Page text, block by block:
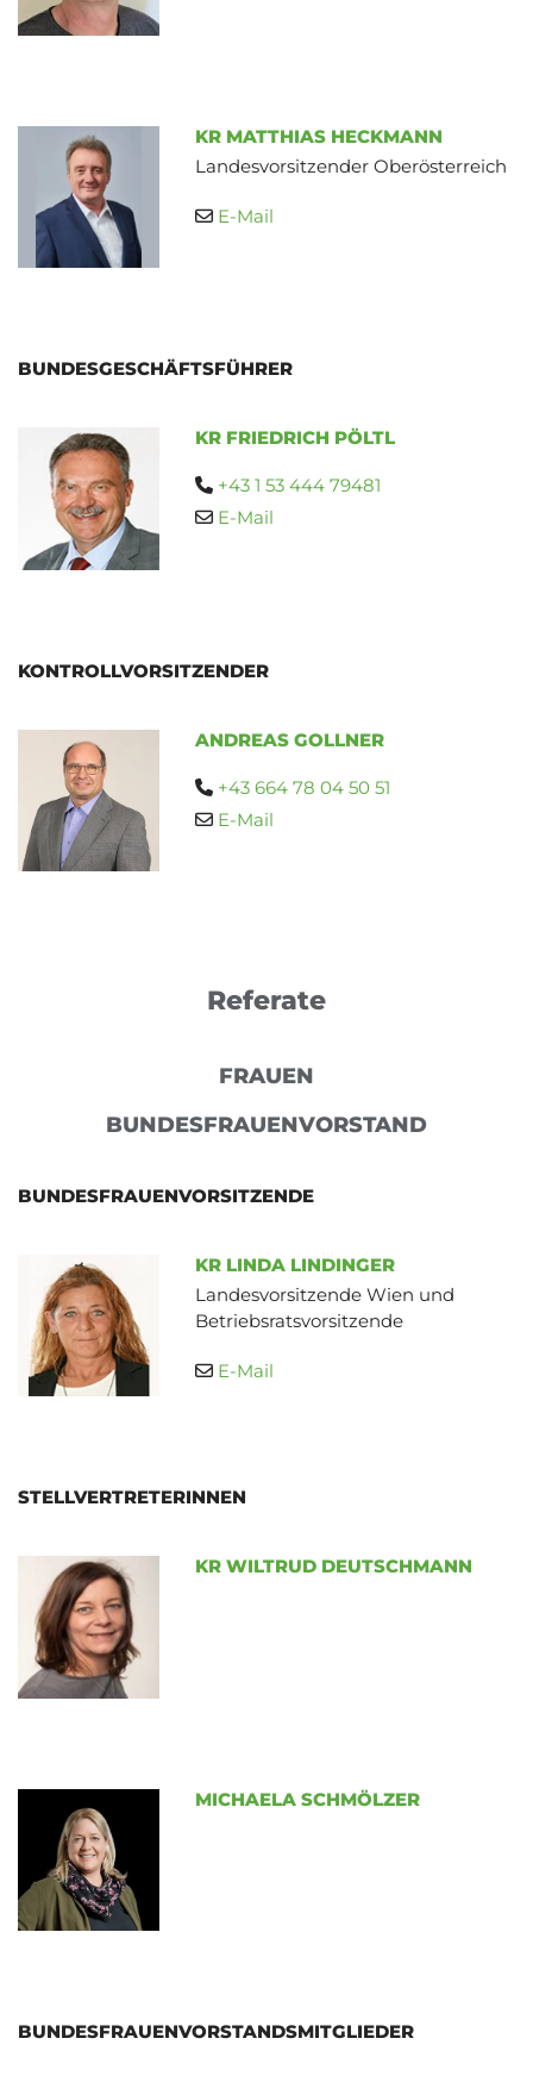
KR MATTHIAS HECKMANN
Landesvorsitzender Oberösterreich
 E-Mail
BUNDESGESCHÄFTSFÜHRER
KR FRIEDRICH PÖLTL
 +43 1 53 444 79481
 E-Mail
KONTROLLVORSITZENDER
ANDREAS GOLLNER
 +43 664 78 04 50 51
 E-Mail
Referate
FRAUEN
BUNDESFRAUENVORSTAND
BUNDESFRAUENVORSITZENDE
KR LINDA LINDINGER
Landesvorsitzende Wien und
Betriebsratsvorsitzende
 E-Mail
STELLVERTRETERINNEN
KR WILTRUD DEUTSCHMANN
MICHAELA SCHMÖLZER
BUNDESFRAUENVORSTANDSMITGLIEDER